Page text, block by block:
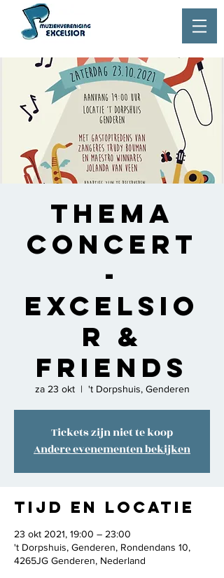
Thema
concert
-
Excelsio
r &
Friends
za 23 okt
  |
't Dorpshuis, Genderen
Tickets zijn niet te koop
Andere evenementen bekijken
Tijd en locatie
23 okt 2021, 19:00 – 23:00
't Dorpshuis, Genderen, Rondendans 10,
4265JG Genderen, Nederland